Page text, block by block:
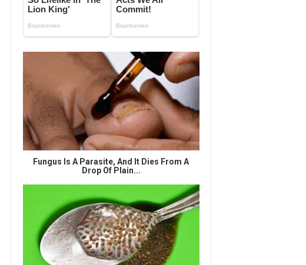
Fungus Is A Parasite, And It Dies From A
Drop Of Plain...